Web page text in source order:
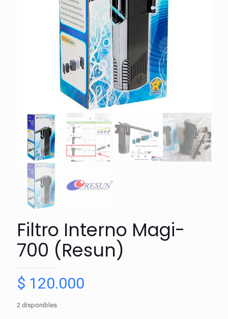
Filtro Interno Magi-
700 (Resun)
$ 120.000
2 disponibles